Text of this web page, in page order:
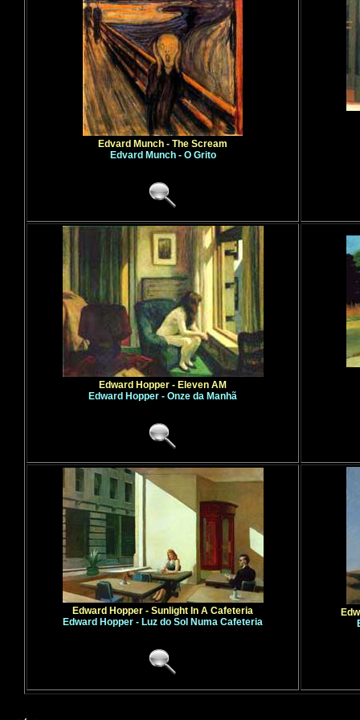
Edvard Munch - The Scream
Edvard Munch - O Grito
Edward Hopper - Eleven AM
Edward Hopper - Onze da Manhã
Edward Hopper - Sunlight In A Cafeteria
Edward Hopper - Luz do Sol Numa Cafeteria